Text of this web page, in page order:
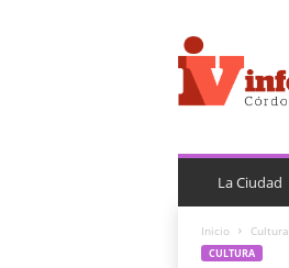
n
f
o
e
e
La Ciudad
Inicio Cultura
CULTURA